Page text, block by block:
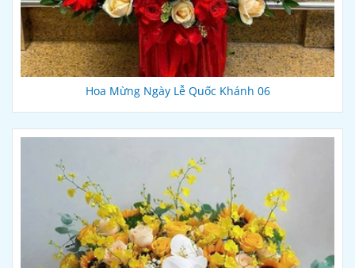
Hoa Mừng Ngày Lễ Quốc Khánh 06